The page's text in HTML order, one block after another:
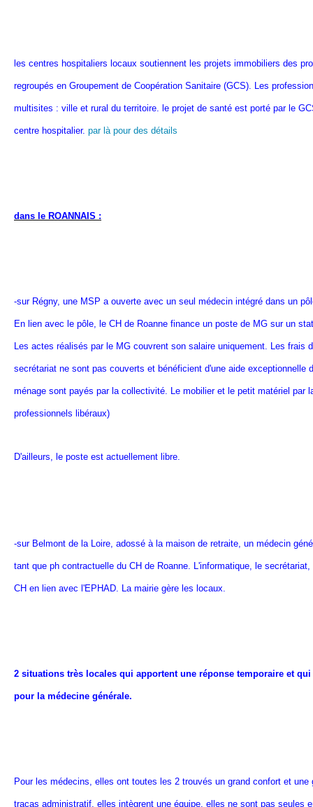
les centres hospitaliers locaux soutiennent les projets immobiliers des
regroupés en Groupement de Coopération Sanitaire (GCS). Les
multisites : ville et rural du territoire. le projet de santé est porté par le
centre hospitalier. par là pour des détails
dans le ROANNAIS :
-sur Régny, une MSP a ouverte avec un seul médecin intégré dans un
En lien avec le pôle, le CH de Roanne finance un poste de MG sur un
Les actes réalisés par le MG couvrent son salaire uniquement. Les frais
secrétariat ne sont pas couverts et bénéficient d'une aide exceptionnelle
ménage sont payés par la collectivité. Le mobilier et le petit matériel par
professionnels libéraux)
D'ailleurs, le poste est actuellement libre.
-sur Belmont de la Loire, adossé à la maison de retraite, un médecin
tant que ph contractuelle du CH de Roanne. L'informatique, le
CH en lien avec l'EPHAD. La mairie gère les locaux.
2 situations très locales qui apportent une réponse temporaire et
pour la médecine générale.
Pour les médecins, elles ont toutes les 2 trouvés un grand confort et
tracas administratif, elles intègrent une équipe, elles ne sont pas seules